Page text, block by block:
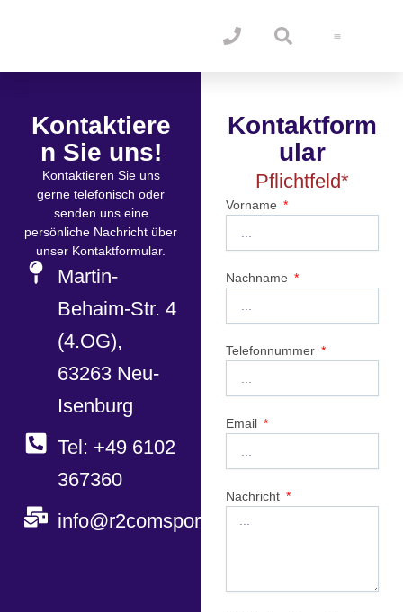
Kontaktiere
n Sie uns!
Kontaktieren Sie uns
gerne telefonisch oder
senden uns eine
persönliche Nachricht über
unser Kontaktformular.
Martin-
Behaim-Str. 4
(4.OG),
63263 Neu-
Isenburg
Tel: +49 6102
367360
info@r2comsport.de
Kontaktform
ular
Pflichtfeld*
Vorname
Nachname
Telefonnummer
Email
Nachricht